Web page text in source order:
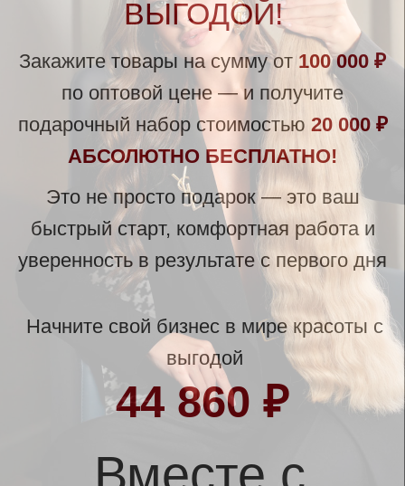
Вместе с
HairStore
44 860 ₽
КАК НАЧАТЬ
СОТРУДНИЧЕСТВО?
— Выберите товары из нашего
— Сформируйте заказ на сумму
от 100 000 рублей
— Получите подарочный набор
стоимостью 20 000 рублей бесплатно.
— Начните работу с премиальными
материалами уже завтра!
ОСТАВИТЬ ЗАЯВКУ